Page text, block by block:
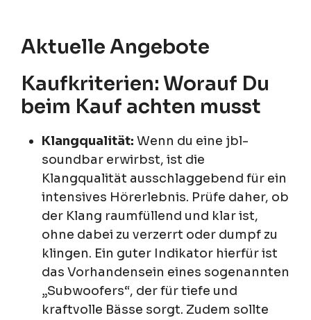
Aktuelle Angebote
Kaufkriterien: Worauf Du
beim Kauf achten musst
Klangqualität: Wenn du eine jbl-
soundbar erwirbst, ist die
Klangqualität ausschlaggebend für ein
intensives Hörerlebnis. Prüfe daher, ob
der Klang raumfüllend und klar ist,
ohne dabei zu verzerrt oder dumpf zu
klingen. Ein guter Indikator hierfür ist
das Vorhandensein eines sogenannten
„Subwoofers“, der für tiefe und
kraftvolle Bässe sorgt. Zudem sollte